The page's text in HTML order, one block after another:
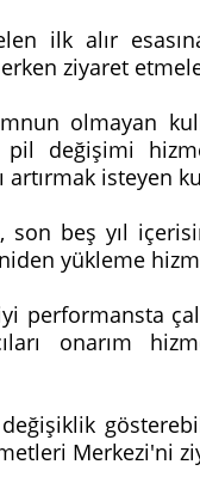
ilk alır esasına
erken ziyaret
olmayan
pil değişimi
isteyen
beş yıl
yükleme
performansta
onarım
Merkezi'ni